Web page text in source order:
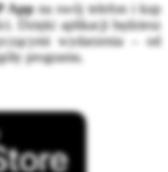
Appna swój telefon i kup
Dzięki aplikacji będziesz
wydarzenia – od
programu.